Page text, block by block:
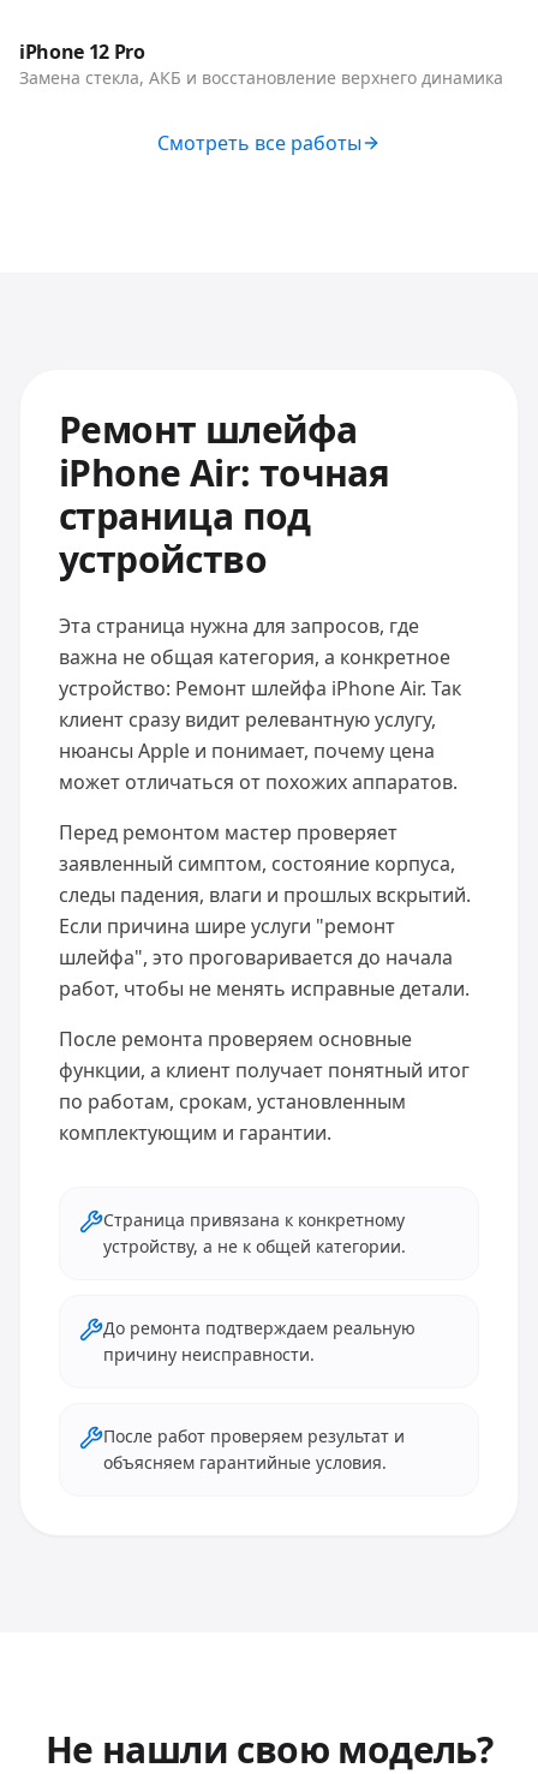
Телефоны
iPhone 12 Pro
Замена стекла, АКБ и восстановление верхнего динамика
Смотреть все работы
Ремонт шлейфа
iPhone Air: точная
страница под
устройство
Эта страница нужна для запросов, где
важна не общая категория, а конкретное
устройство: Ремонт шлейфа iPhone Air. Так
клиент сразу видит релевантную услугу,
нюансы Apple и понимает, почему цена
может отличаться от похожих аппаратов.
Перед ремонтом мастер проверяет
заявленный симптом, состояние корпуса,
следы падения, влаги и прошлых вскрытий.
Если причина шире услуги "ремонт
шлейфа", это проговаривается до начала
работ, чтобы не менять исправные детали.
После ремонта проверяем основные
функции, а клиент получает понятный итог
по работам, срокам, установленным
комплектующим и гарантии.
Страница привязана к конкретному
устройству, а не к общей категории.
До ремонта подтверждаем реальную
причину неисправности.
После работ проверяем результат и
объясняем гарантийные условия.
Не нашли свою модель?